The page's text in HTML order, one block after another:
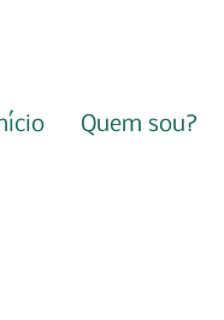
Quem sou?